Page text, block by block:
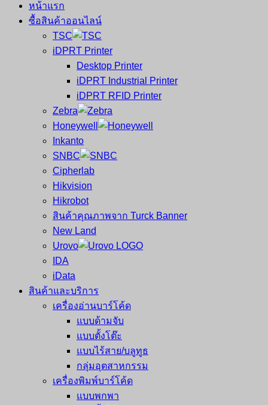
จำหน่าย
คอมพิวเตอร์
หน้าแรก
ซื้อสินค้าออนไลน์
TSC
iDPRT Printer
Desktop Printer
iDPRT Industrial Printer
iDPRT RFID Printer
Zebra
Honeywell
Inkanto
SNBC
Cipherlab
Hikvision
Hikrobot
สินค้าคุณภาพจาก Turck Banner
New Land
Urovo
IDA
iData
สินค้าและบริการ
เครื่องอ่านบาร์โค้ด
แบบด้ามจับ
แบบตั้งโต๊ะ
แบบไร้สาย/บลูทูธ
กลุ่มอุตสาหกรรม
เครื่องพิมพ์บาร์โค้ด
แบบพกพา